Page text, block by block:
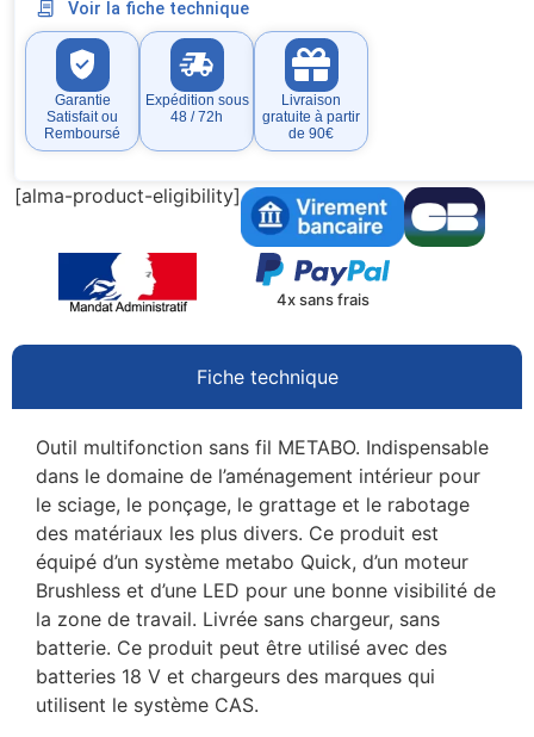
Voir la fiche technique
Garantie
Satisfait ou
Remboursé
Expédition sous
48 / 72h
Livraison
gratuite à partir
de 90€
[alma-product-eligibility]
4x sans frais
Fiche technique
Outil multifonction sans fil METABO. Indispensable
dans le domaine de l’aménagement intérieur pour
le sciage, le ponçage, le grattage et le rabotage
des matériaux les plus divers. Ce produit est
équipé d’un système metabo Quick, d’un moteur
Brushless et d’une LED pour une bonne visibilité de
la zone de travail. Livrée sans chargeur, sans
batterie. Ce produit peut être utilisé avec des
batteries 18 V et chargeurs des marques qui
utilisent le système CAS.